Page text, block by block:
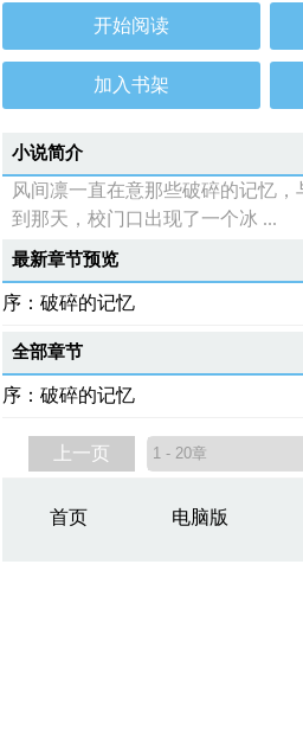
开始阅读
加入书架
小说简介
风间凛一直在意那些破碎的记忆
到那天，校门口出现了一个冰 ...
最新章节预览
序：破碎的记忆
全部章节
序：破碎的记忆
上一页
首页 电脑版